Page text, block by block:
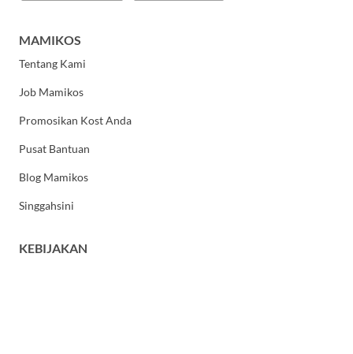
MAMIKOS
Tentang Kami
Job Mamikos
Promosikan Kost Anda
Pusat Bantuan
Blog Mamikos
Singgahsini
KEBIJAKAN